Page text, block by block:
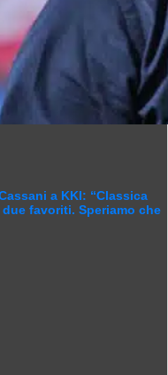
a KKI: “Classica
favoriti. Speriamo che